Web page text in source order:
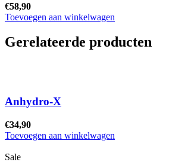
€58,90
Toevoegen aan winkelwagen
Gerelateerde producten
Anhydro-X
€34,90
Toevoegen aan winkelwagen
Sale